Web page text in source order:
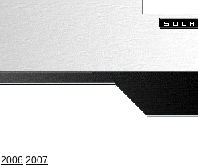
2006 2007